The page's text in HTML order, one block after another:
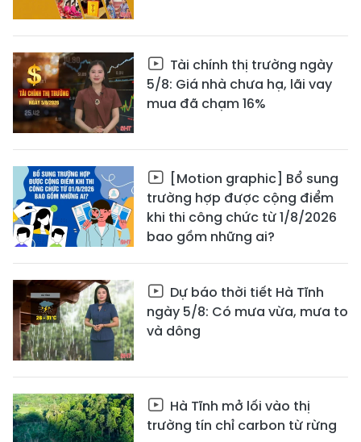
Tài chính thị trường ngày
5/8: Giá nhà chưa hạ, lãi vay
mua đã chạm 16%
[Motion graphic] Bổ sung
trường hợp được cộng điểm
khi thi công chức từ 1/8/2026
bao gồm những ai?
Dự báo thời tiết Hà Tĩnh
ngày 5/8: Có mưa vừa, mưa to
và dông
Hà Tĩnh mở lối vào thị
trường tín chỉ carbon từ rừng